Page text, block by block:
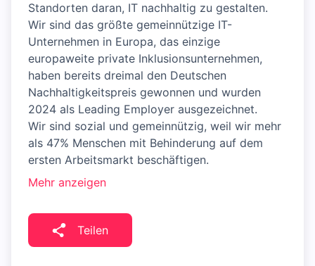
Standorten daran, IT nachhaltig zu gestalten.
Wir sind das größte gemeinnützige IT-
Unternehmen in Europa, das einzige
europaweite private Inklusionsunternehmen,
haben bereits dreimal den Deutschen
Nachhaltigkeitspreis gewonnen und wurden
2024 als Leading Employer ausgezeichnet.
Wir sind sozial und gemeinnützig, weil wir mehr
als 47% Menschen mit Behinderung auf dem
ersten Arbeitsmarkt beschäftigen.
Mehr anzeigen
Teilen